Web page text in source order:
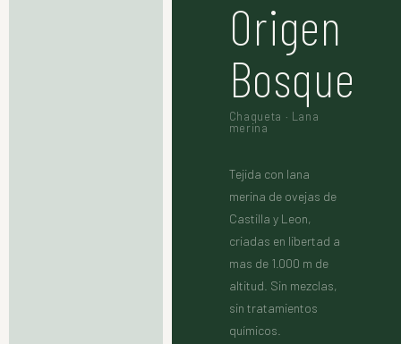
Origen
Bosque
Chaqueta · Lana
merina
Tejida con lana
merina de ovejas de
Castilla y Leon,
criadas en libertad a
mas de 1.000 m de
altitud. Sin mezclas,
sin tratamientos
químicos.